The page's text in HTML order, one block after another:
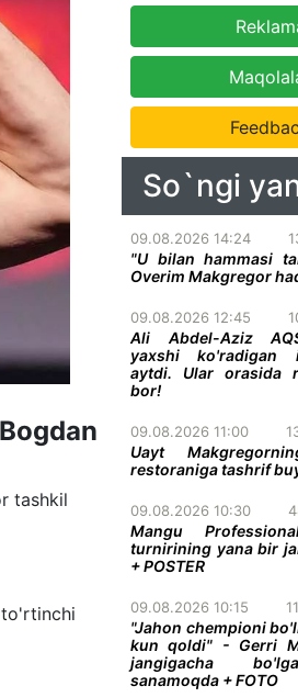
tashkil
So`ngi
09.08.2026 14:24
"U bilan hammasi
Overim Makgregor
09.08.2026 12:45
Ali Abdel-Aziz
yaxshi ko'radigan
aytdi. Ular orasida
bor!
09.08.2026 11:00
Uayt
restoraniga tashrif
09.08.2026 10:30
Mangu
turnirining yana bir
+ POSTER
09.08.2026 10:15
"Jahon chempioni
kun qoldi" - Gerri
jangigacha
sanamoqda + FOTO